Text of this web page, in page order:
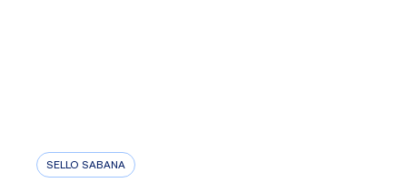
SELLO SABANA